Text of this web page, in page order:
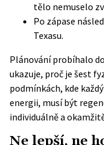
tělo nemuselo
Po zápase
Texasu.
Plánování probíhalo
ukazuje, proč je šest
podmínkách, kde
energii, musí být
individuálně a
Ne lepší, ne